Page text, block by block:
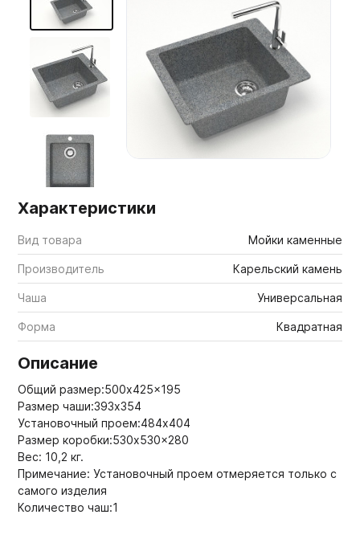
Мебельные образцы, каталоги
Характеристики
Вид товара Мойки каменные
Производитель Карельский камень
Чаша Универсальная
Форма Квадратная
Описание
Общий размер:500x425x195
Размер чаши:393х354
Установочный проем:484x404
Размер коробки:530x530x280
Вес: 10,2 кг.
Примечание: Установочный проем отмеряется только с
самого изделия
Количество чаш:1